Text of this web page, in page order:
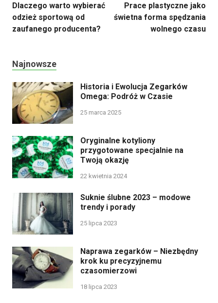
Dlaczego warto wybierać
odzież sportową od
zaufanego producenta?
Prace plastyczne jako
świetna forma spędzania
wolnego czasu
Najnowsze
Historia i Ewolucja Zegarków
Omega: Podróż w Czasie
25 marca 2025
Oryginalne kotyliony
przygotowane specjalnie na
Twoją okazję
22 kwietnia 2024
Suknie ślubne 2023 – modowe
trendy i porady
25 lipca 2023
Naprawa zegarków – Niezbędny
krok ku precyzyjnemu
czasomierzowi
18 lipca 2023